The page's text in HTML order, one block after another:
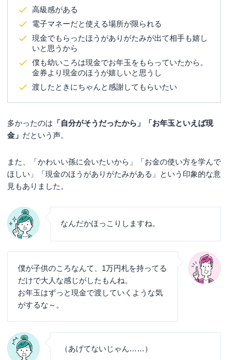
高級感がある
電子マネーだと使える場所が限られる
現金でもらったほうがありがたみが出て相手も嬉し
いと思うから
僕も幼いころは現金でお年玉をもらっていたから。
金券より現金のほうが嬉しいと思うし
渡したときにちゃんと感謝してもらいたい
多かったのは 「自分がそうだったから」「お年玉といえば現
金」 だという声。
また、「かわいい孫に会いたいから」「お金の使い方を学んで
ほしい」「現金のほうがありがたみがある」という印象的な意
見もありました。
なんだかほっこりしますね。
僕が子供のころなんて、1万円札を持ってる
だけで大人な感じがしたもんね。
お年玉はずっと現金で渡していくような気
がするな～。
（あげてないじゃん……）